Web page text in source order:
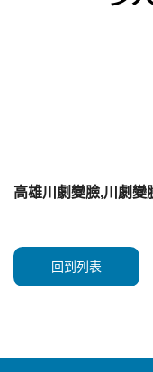
高雄川劇變臉,川劇變
回到列表